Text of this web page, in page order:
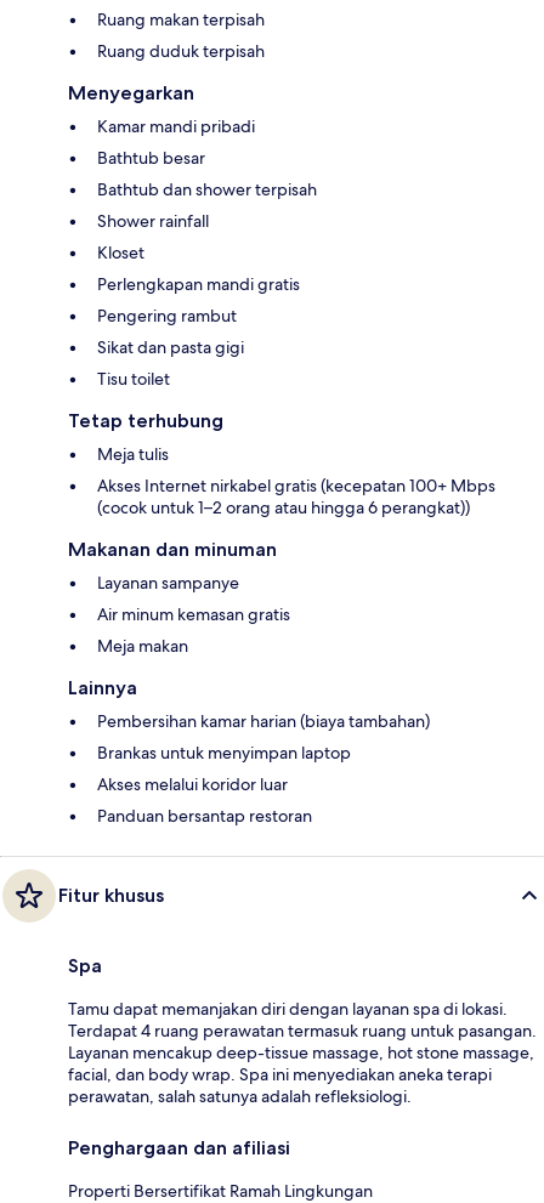
Ruang makan terpisah
Ruang duduk terpisah
Menyegarkan
Kamar mandi pribadi
Bathtub besar
Bathtub dan shower terpisah
Shower rainfall
Kloset
Perlengkapan mandi gratis
Pengering rambut
Sikat dan pasta gigi
Tisu toilet
Tetap terhubung
Meja tulis
Akses Internet nirkabel gratis (kecepatan 100+ Mbps
(cocok untuk 1–2 orang atau hingga 6 perangkat))
Makanan dan minuman
Layanan sampanye
Air minum kemasan gratis
Meja makan
Lainnya
Pembersihan kamar harian (biaya tambahan)
Brankas untuk menyimpan laptop
Akses melalui koridor luar
Panduan bersantap restoran
Fitur khusus
Spa
Tamu dapat memanjakan diri dengan layanan spa di lokasi.
Terdapat 4 ruang perawatan termasuk ruang untuk pasangan.
Layanan mencakup deep-tissue massage, hot stone massage,
facial, dan body wrap. Spa ini menyediakan aneka terapi
perawatan, salah satunya adalah refleksiologi.
Penghargaan dan afiliasi
Properti Bersertifikat Ramah Lingkungan